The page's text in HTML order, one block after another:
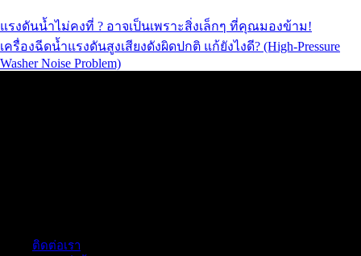
แรงดันน้ำไม่คงที่ ? อาจเป็นเพราะสิ่งเล็กๆ ที่คุณมองข้าม!
เครื่องฉีดน้ำแรงดันสูงเสียงดังผิดปกติ แก้ยังไงดี? (High-Pressure
Washer Noise Problem)
ติดต่อเรา